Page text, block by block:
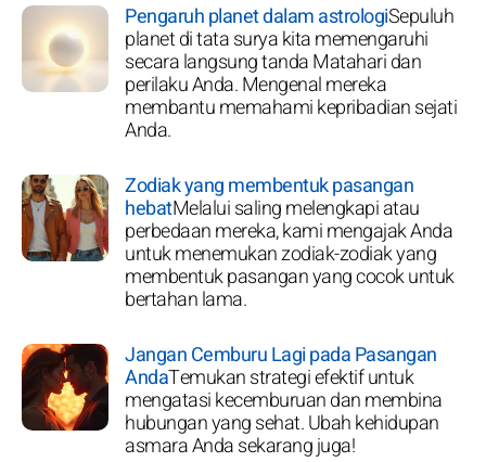
Pengaruh planet dalam astrologiSepuluh
planet di tata surya kita memengaruhi
secara langsung tanda Matahari dan
perilaku Anda. Mengenal mereka
membantu memahami kepribadian sejati
Anda.
Zodiak yang membentuk pasangan
hebatMelalui saling melengkapi atau
perbedaan mereka, kami mengajak Anda
untuk menemukan zodiak-zodiak yang
membentuk pasangan yang cocok untuk
bertahan lama.
Jangan Cemburu Lagi pada Pasangan
AndaTemukan strategi efektif untuk
mengatasi kecemburuan dan membina
hubungan yang sehat. Ubah kehidupan
asmara Anda sekarang juga!